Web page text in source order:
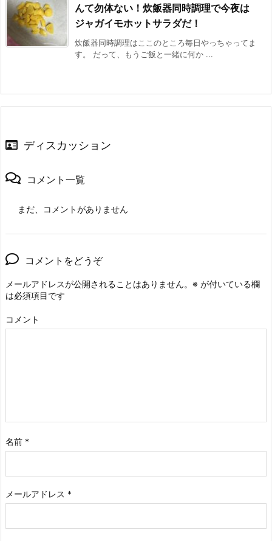
んて勿体ない！炊飯器同時調理で今夜は
ジャガイモホットサラダだ！
炊飯器同時調理はここのところ毎日やっちゃってま
す。 だって、もうご飯と一緒に何か ...
ディスカッション
コメント一覧
まだ、コメントがありません
コメントをどうぞ
メールアドレスが公開されることはありません。 ※ が付いている欄
は必須項目です
コメント
名前 *
メールアドレス *